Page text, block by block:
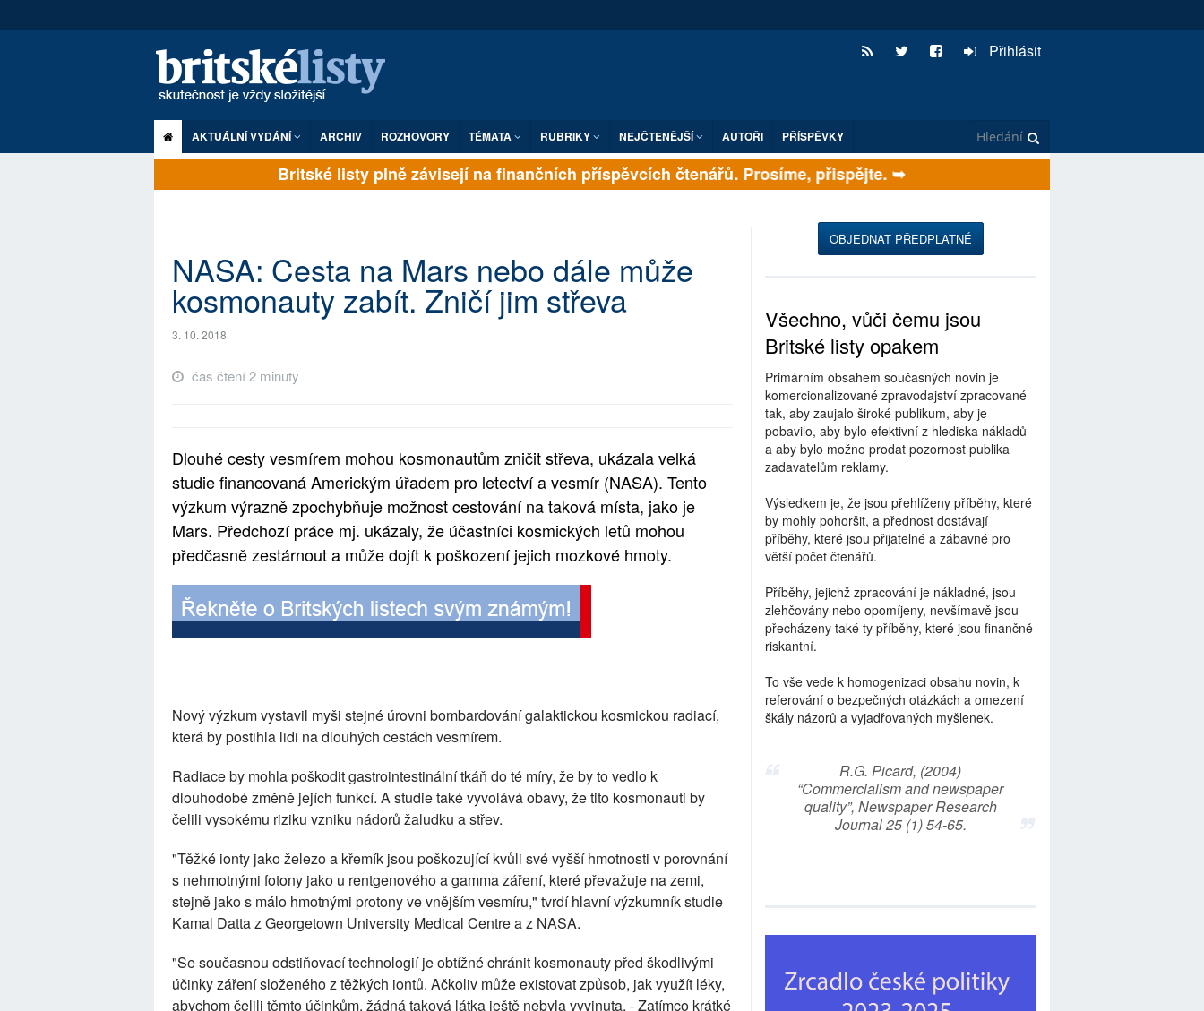
Přihlásit
AKTUÁLNÍ VYDÁNÍ ARCHIV ROZHOVORY TÉMATA RUBRIKY NEJČTENĚJŠÍ AUTOŘI PŘÍSPĚVKY
Britské listy plně závisejí na finančních příspěvcích čtenářů. Prosíme, přispějte. ➥
NASA: Cesta na Mars nebo dále může
kosmonauty zabít. Zničí jim střeva
3. 10. 2018
čas čtení 2 minuty
Dlouhé cesty vesmírem mohou kosmonautům zničit střeva, ukázala velká
studie financovaná Americkým úřadem pro letectví a vesmír (NASA). Tento
výzkum výrazně zpochybňuje možnost cestování na taková místa, jako je
Mars. Předchozí práce mj. ukázaly, že účastníci kosmických letů mohou
předčasně zestárnout a může dojít k poškození jejich mozkové hmoty.
Nový výzkum vystavil myši stejné úrovni bombardování galaktickou kosmickou radiací,
která by postihla lidi na dlouhých cestách vesmírem.
Radiace by mohla poškodit gastrointestinální tkáň do té míry, že by to vedlo k
dlouhodobé změně jejích funkcí. A studie také vyvolává obavy, že tito kosmonauti by
čelili vysokému riziku vzniku nádorů žaludku a střev.
"Těžké ionty jako železo a křemík jsou poškozující kvůli své vyšší hmotnosti v porovnání
s nehmotnými fotony jako u rentgenového a gamma záření, které převažuje na zemi,
stejně jako s málo hmotnými protony ve vnějším vesmíru," tvrdí hlavní výzkumník studie
Kamal Datta z Georgetown University Medical Centre a z NASA.
"Se současnou odstiňovací technologií je obtížné chránit kosmonauty před škodlivými
účinky záření složeného z těžkých iontů. Ačkoliv může existovat způsob, jak využít léky,
abychom čelili těmto účinkům, žádná taková látka ještě nebyla vyvinuta. - Zatímco krátké
OBJEDNAT PŘEDPLATNÉ
Všechno, vůči čemu jsou
Britské listy opakem
Primárním obsahem současných novin je
komercionalizované zpravodajství zpracované
tak, aby zaujalo široké publikum, aby je
pobavilo, aby bylo efektivní z hlediska nákladů
a aby bylo možno prodat pozornost publika
zadavatelům reklamy.
Výsledkem je, že jsou přehlíženy příběhy, které
by mohly pohoršit, a přednost dostávají
příběhy, které jsou přijatelné a zábavné pro
větší počet čtenářů.
Příběhy, jejichž zpracování je nákladné, jsou
zlehčovány nebo opomíjeny, nevšímavě jsou
přecházeny také ty příběhy, které jsou finančně
riskantní.
To vše vede k homogenizaci obsahu novin, k
referování o bezpečných otázkách a omezení
škály názorů a vyjadřovaných myšlenek.
R.G. Picard, (2004)
“Commercialism and newspaper
quality”, Newspaper Research
Journal 25 (1) 54-65.